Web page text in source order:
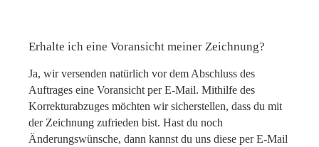
Erhalte ich eine Voransicht meiner Zeichnung?
Ja, wir versenden natürlich vor dem Abschluss des
Auftrages eine Voransicht per E-Mail. Mithilfe des
Korrekturabzuges möchten wir sicherstellen, dass du mit
der Zeichnung zufrieden bist. Hast du noch
Änderungswünsche, dann kannst du uns diese per E-Mail